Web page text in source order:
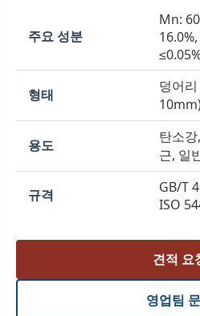
주요 성분
Mn:
형태
덩어
용도
탄소
근, 일
규격
GB/T
ISO
견적 요
영업팀